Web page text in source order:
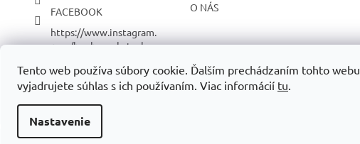
Tento web používa súbory cookie. Ďalším prechádzaním tohto webu
vyjadrujete súhlas s ich používaním. Viac informácií tu.
Nastavenie
FACEBOOK
https://www.instagram.
com/bonbon_skatesho
YOUTUBE
O NÁS
práva vyhradené.